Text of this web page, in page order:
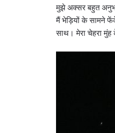
मुझे अक्सर बहुत
मैं भेड़ियों के सामने
साथ। मेरा चेहरा